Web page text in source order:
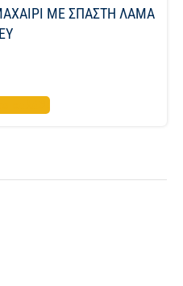
ME ΣΠΑΣΤΗ ΛΑΜΑ